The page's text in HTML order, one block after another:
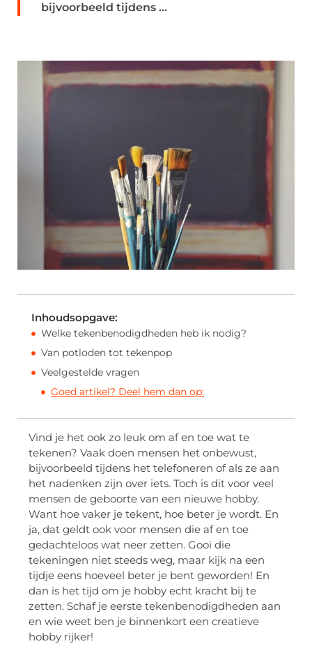
bijvoorbeeld tijdens ...
Inhoudsopgave:
Welke tekenbenodigdheden heb ik nodig?
Van potloden tot tekenpop
Veelgestelde vragen
Goed artikel? Deel hem dan op:
Vind je het ook zo leuk om af en toe wat te
tekenen? Vaak doen mensen het onbewust,
bijvoorbeeld tijdens het telefoneren of als ze aan
het nadenken zijn over iets. Toch is dit voor veel
mensen de geboorte van een nieuwe hobby.
Want hoe vaker je tekent, hoe beter je wordt. En
ja, dat geldt ook voor mensen die af en toe
gedachteloos wat neer zetten. Gooi die
tekeningen niet steeds weg, maar kijk na een
tijdje eens hoeveel beter je bent geworden! En
dan is het tijd om je hobby echt kracht bij te
zetten. Schaf je eerste tekenbenodigdheden aan
en wie weet ben je binnenkort een creatieve
hobby rijker!